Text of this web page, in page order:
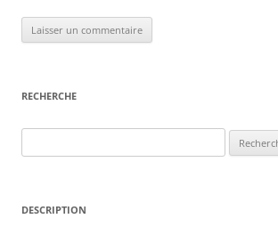
RECHERCHE
DESCRIPTION